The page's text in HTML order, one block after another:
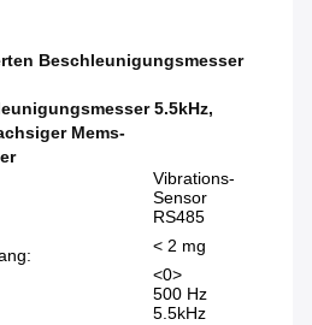
Beschleunigungsmesser
5.5kHz,
Mems-
Vibrations-
Sensor
RS485
< 2 mg
<0>
500 Hz
5.5kHz